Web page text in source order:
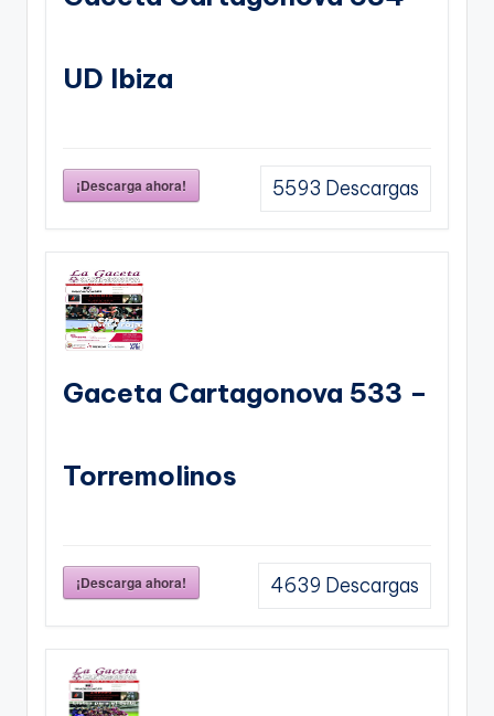
UD Ibiza
¡Descarga ahora! 5593 Descargas
Gaceta Cartagonova 533 –
Torremolinos
¡Descarga ahora! 4639 Descargas